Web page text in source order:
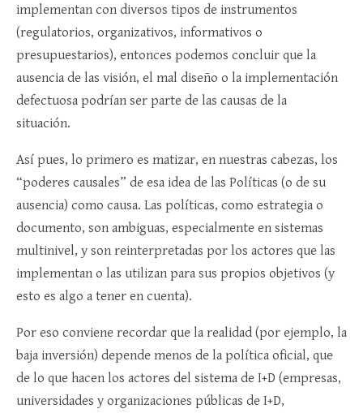
implementan con diversos tipos de instrumentos
(regulatorios, organizativos, informativos o
presupuestarios), entonces podemos concluir que la
ausencia de las visión, el mal diseño o la implementación
defectuosa podrían ser parte de las causas de la
situación.
Así pues, lo primero es matizar, en nuestras cabezas, los
“poderes causales” de esa idea de las Políticas (o de su
ausencia) como causa. Las políticas, como estrategia o
documento, son ambiguas, especialmente en sistemas
multinivel, y son reinterpretadas por los actores que las
implementan o las utilizan para sus propios objetivos (y
esto es algo a tener en cuenta).
Por eso conviene recordar que la realidad (por ejemplo, la
baja inversión) depende menos de la política oficial, que
de lo que hacen los actores del sistema de I+D (empresas,
universidades y organizaciones públicas de I+D,